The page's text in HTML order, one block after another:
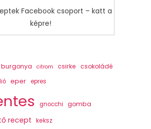
Facebook csoport – katt a
képre!
burgonya citrom csirke csokoládé
eper epres
gnocchi gomba
recept keksz